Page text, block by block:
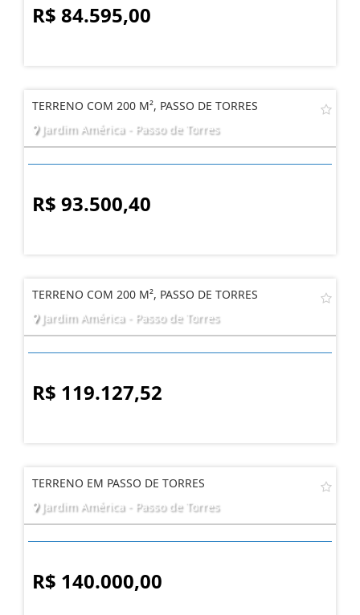
R$ 84.595,00
TERRENO COM 200 M², PASSO DE TORRES
Jardim América - Passo de Torres
R$ 93.500,40
TERRENO COM 200 M², PASSO DE TORRES
Jardim América - Passo de Torres
R$ 119.127,52
TERRENO EM PASSO DE TORRES
Jardim América - Passo de Torres
R$ 140.000,00